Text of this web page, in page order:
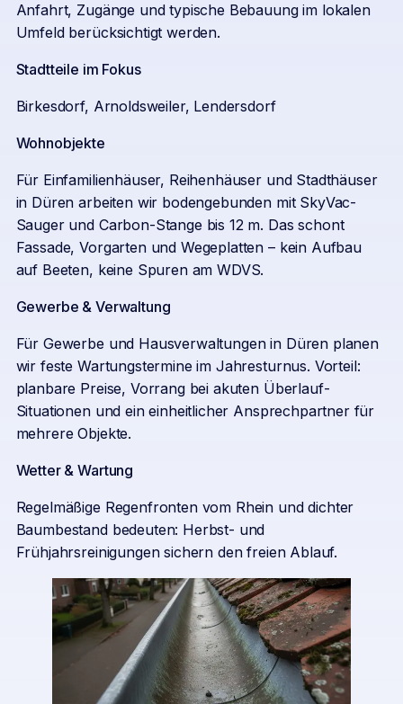
Anfahrt, Zugänge und typische Bebauung im lokalen
Umfeld berücksichtigt werden.
Stadtteile im Fokus
Birkesdorf, Arnoldsweiler, Lendersdorf
Wohnobjekte
Für Einfamilienhäuser, Reihenhäuser und Stadthäuser
in Düren arbeiten wir bodengebunden mit SkyVac-
Sauger und Carbon-Stange bis 12 m. Das schont
Fassade, Vorgarten und Wegeplatten – kein Aufbau
auf Beeten, keine Spuren am WDVS.
Gewerbe & Verwaltung
Für Gewerbe und Hausverwaltungen in Düren planen
wir feste Wartungstermine im Jahresturnus. Vorteil:
planbare Preise, Vorrang bei akuten Überlauf-
Situationen und ein einheitlicher Ansprechpartner für
mehrere Objekte.
Wetter & Wartung
Regelmäßige Regenfronten vom Rhein und dichter
Baumbestand bedeuten: Herbst- und
Frühjahrsreinigungen sichern den freien Ablauf.